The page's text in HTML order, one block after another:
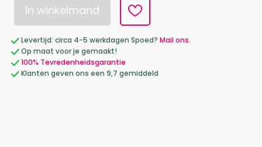
In winkelmand
Levertijd: circa 4-5 werkdagen Spoed? Mail ons.
Op maat voor je gemaakt!
100% Tevredenheidsgarantie
Klanten geven ons een 9,7 gemiddeld